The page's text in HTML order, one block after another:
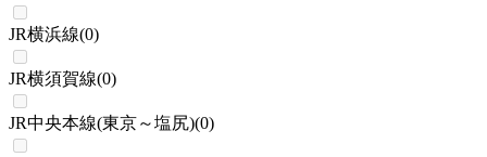
JR横浜線(0)
JR横須賀線(0)
JR中央本線(東京～塩尻)(0)